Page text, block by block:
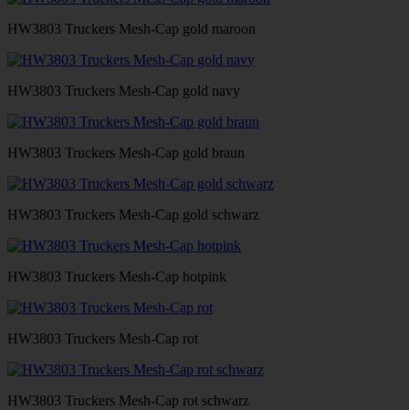
HW3803 Truckers Mesh-Cap gold maroon
HW3803 Truckers Mesh-Cap gold navy
HW3803 Truckers Mesh-Cap gold braun
HW3803 Truckers Mesh-Cap gold schwarz
HW3803 Truckers Mesh-Cap hotpink
HW3803 Truckers Mesh-Cap rot
HW3803 Truckers Mesh-Cap rot schwarz